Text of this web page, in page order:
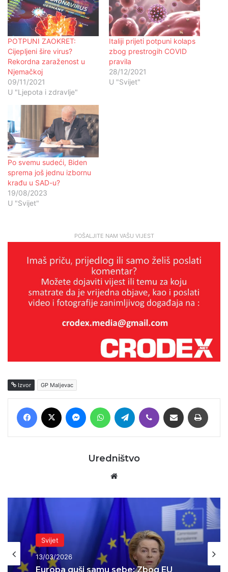
POTPUNI ZAOKRET:
Cijepljeni šire virus?
Rekordna zaraženost u
Njemačkoj
09/11/2021
U "Ljepota i zdravlje"
Italiji prijeti potpuni kolaps
zbog prestrogih COVID
pravila
28/12/2021
U "Svijet"
Po svemu sudeći, Biden
sprema još jednu izbornu
krađu u SAD-u?
19/08/2023
U "Svijet"
POŠALJITE NAM VAŠU VIJEST
Izvor GP Maljevac
Facebook MessengerWhatsAppTelegram Viber Podijeli putem E-maila
Uredništvo
Svijet
13/03/2026
Europa guši samu sebe: Zbog EU